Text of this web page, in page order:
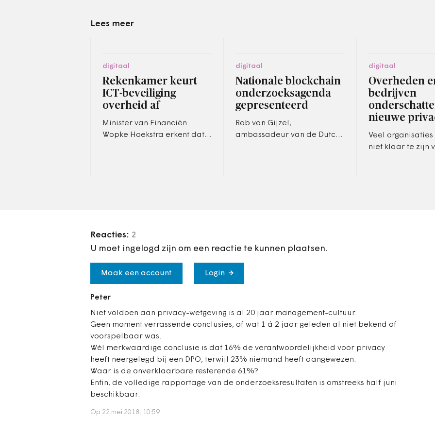
Lees meer
digitaal
Rekenkamer keurt
ICT-beveiliging
overheid af
Minister van Financiën
Wopke Hoekstra erkent dat
digitaal
Nationale blockchain
onderzoeksagenda
gepresenteerd
Rob van Gijzel,
ambassadeur van de Dutch
digitaal
Overheden
bedrijven
nieuwe
Veel organisaties
niet klaar te zijn
Reacties: 2
U moet ingelogd zijn om een reactie te kunnen plaatsen.
Maak een account Login
Peter
Niet voldoen aan privacy-wetgeving is al 20 jaar management-cultuur.
Geen moment verrassende conclusies, of wat 1 á 2 jaar geleden al niet bekend of
voorspelbaar was.
Wél merkwaardige conclusie is dat 16% de verantwoordelijkheid voor privacy
heeft neergelegd bij een DPO, terwijl 23% niemand heeft aangewezen.
Waar is de onverklaarbare resterende 61%?
Enfin, de volledige rapportage van de onderzoeksresultaten is omstreeks half juni
beschikbaar.
Op 22 mei 2018, 10:59